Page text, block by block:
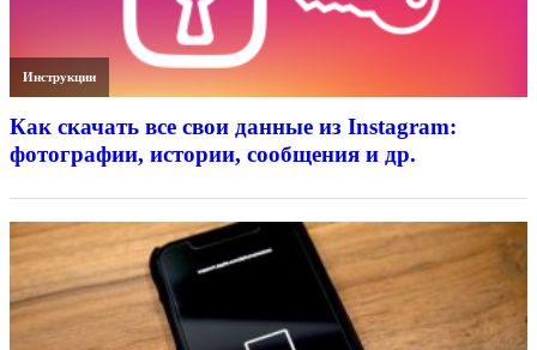
Инструкции
Как скачать все свои данные из Instagram:
фотографии, истории, сообщения и др.